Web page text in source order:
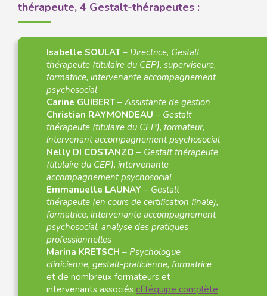
thérapeute, 4 Gestalt-thérapeutes :
Isabelle SOULAT – Directrice, Gestalt
thérapeute (titulaire du CEP), superviseure,
formatrice, intervenante accompagnement
psychosocial
Carine GUIBERT – Assistante de gestion
Christian RAYMONDEAU – Gestalt
thérapeute (titulaire du CEP), formateur,
intervenant accompagnement psychosocial
Nelly DI COSTANZO – Gestalt thérapeute
(titulaire du CEP), intervenante
accompagnement psychosocial
Emmanuelle LAUNAY – Gestalt
thérapeute (en cours de certification finale),
formatrice, intervenante accompagnement
psychosocial, analyse des pratiques
professionnelles
Marina KRETSCH – Psychologue
clinicienne, gestalt-praticienne, formatrice
et de nombreux formateurs et
intervenants associés cf l’équipe complète